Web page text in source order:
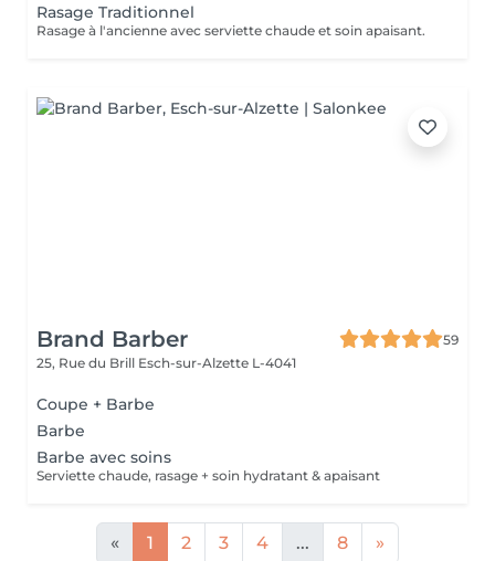
Rasage Traditionnel
Rasage à l'ancienne avec serviette chaude et soin apaisant.
Brand Barber
59
25, Rue du Brill Esch-sur-Alzette L-4041
Coupe + Barbe
Barbe
Barbe avec soins
Serviette chaude, rasage + soin hydratant & apaisant
« 1 2 3 4 ... 8 »